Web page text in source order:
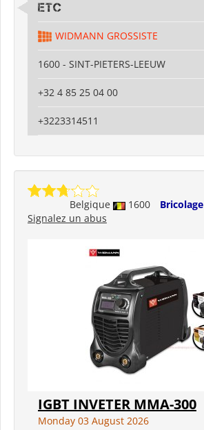
ETC
WIDMANN GROSSISTE
1600 - SINT-PIETERS-LEEUW
+32 4 85 25 04 00
+3223314511
Belgique 1600
Bricolage
Signalez un abus
IGBT INVETER MMA-300
Monday 03 August 2026